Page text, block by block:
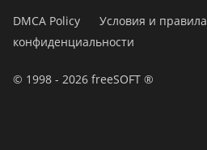
DMCA Policy Условия и правила
конфиденциальности
© 1998 - 2026 freeSOFT ®